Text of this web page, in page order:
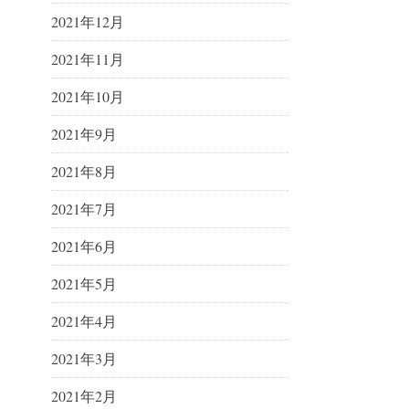
2021年12月
2021年11月
2021年10月
2021年9月
2021年8月
2021年7月
2021年6月
2021年5月
2021年4月
2021年3月
2021年2月